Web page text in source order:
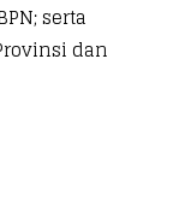
serta
dan